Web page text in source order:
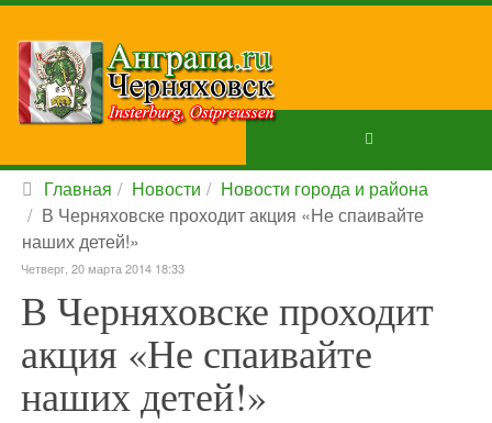
Главная Новости
Новости города и района
В Черняховске проходит акция «Не спаивайте
наших детей!»
Четверг, 20 марта 2014 18:33
В Черняховске проходит
акция «Не спаивайте
наших детей!»